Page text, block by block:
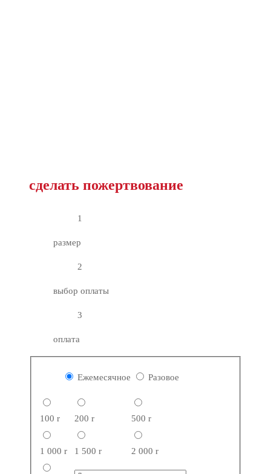
сделать пожертвование
1
размер
2
выбор оплаты
3
оплата
Ежемесячное Разовое
100r 200r 500r
1 000r 1 500r 2 000r